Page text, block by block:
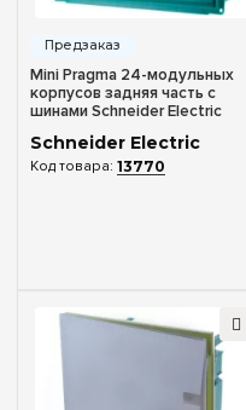
Mini Pragma(5)
Цвет корпуса
Белый(3)
Дверь
Без дверцы(1)
Mini Pragma 24-модульных
корпусов задняя часть с
шинами Schneider Electric
Schneider Electric
13770